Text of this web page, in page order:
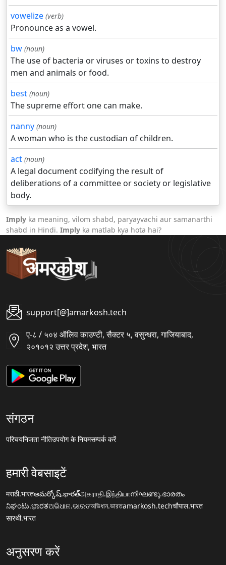
vowelize (verb)
Pronounce as a vowel.
bw (noun)
The use of bacteria or viruses or toxins to destroy
men and animals or food.
best (noun)
The supreme effort one can make.
nanny (noun)
A woman who is the custodian of children.
act (noun)
A legal document codifying the result of
deliberations of a committee or society or legislative
body.
Imply ka meaning, vilom shabd, paryayvachi aur samanarthi
shabd in Hindi. Imply ka matlab kya hota hai?
support[@]amarkosh.tech
ए-८ / ५०४ ऑलिव काउण्टी, सैक्टर ५, वसुन्धरा, गाजियाबाद,
२०१०१२ उत्तर प्रदेश, भारत
संगठन
परिचयनिजता नीतिउपयोग के नियमसम्पर्क करें
हमारी वेबसाइटें
मराठी.भारतఅమర్కోష్.భారత్அகராதி.இந்தியாനിഘണ്ടു.ഭാരതം
ನಿಘಂಟು.ಭಾರತଅଭିଧାନ.ଭାରତঅভিধান.ভারতamarkosh.techचौपाल.भारत
सारथी.भारत
अनुसरण करें